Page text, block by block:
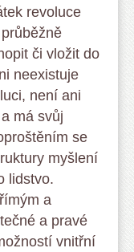
revoluce
či vložit do
neexistuje
není ani
má svůj
se
myšlení
lidstvo.
a
a pravé
vnitřní